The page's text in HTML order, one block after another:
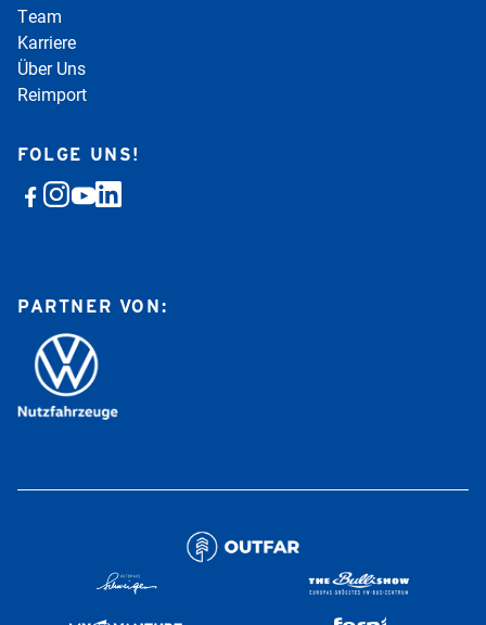
Team
Karriere
Über Uns
Reimport
FOLGE UNS!
PARTNER VON: